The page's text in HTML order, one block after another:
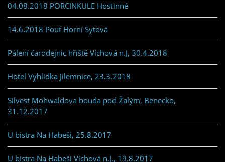
04.08.2018 PORCINKULE Hostinné
14.6.2018 Pouť Horní Sytová
Pálení čarodejnic hřiště Víchová n.J, 30.4.2018
Hotel Vyhlídka Jilemnice, 23.3.2018
Silvest Mohwaldova bouda pod Žalým, Benecko,
31.12.2017
U bistra Na Habeši, 25.8.2017
U bistra Na Habeši Víchová n.J., 19.8.2017